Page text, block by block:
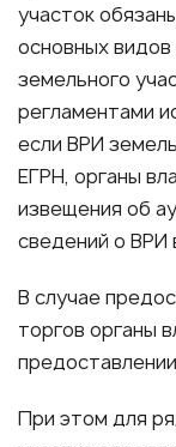
участок
основных
земельного
регламентами
если ВРИ
ЕГРН, органы
извещения об
сведений о ВРИ
В случае
торгов органы
При этом для